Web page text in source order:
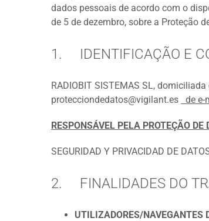
dados pessoais de acordo com o
de 5 de dezembro, sobre a Proteção
1. IDENTIFICAÇÃO E
RADIOBIT SISTEMAS SL,
protecciondedatos@vigilant.es
de e-
RESPONSÁVEL PELA PROTEÇÃO DE
SEGURIDAD Y PRIVACIDAD DE
2. FINALIDADES DO
UTILIZADORES/NAVEGANTES